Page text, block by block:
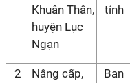
Khuân Thân,
huyện Lục
Ngạn
tỉnh
2
Nâng cấp,
Ban